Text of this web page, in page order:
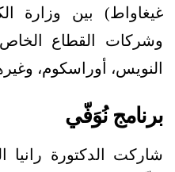
غيغاواط) بين وزارة
وشركات القطاع
النويس، أوراسكوم،
برنامج نُوَفّي
شاركت الدكتورة